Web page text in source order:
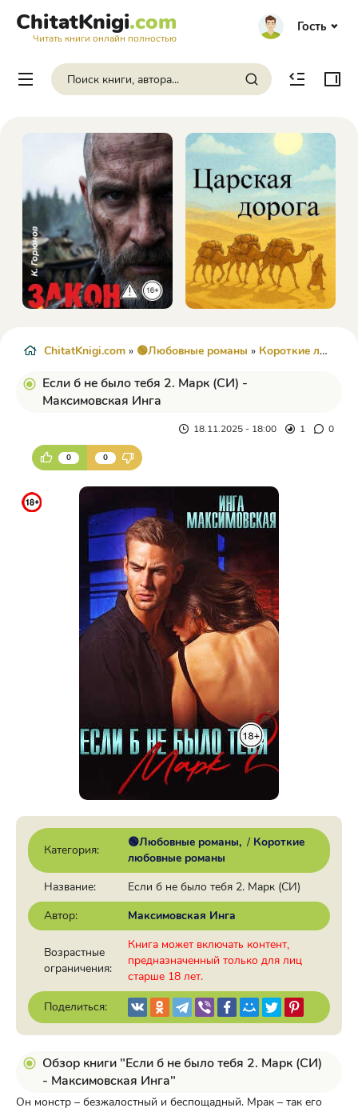
ChitatKnigi.com
Читать книги онлайн полностью
Гость
ChitatKnigi.com » 🟢Любовные романы » Короткие любовные романы
Если б не было тебя 2. Марк (СИ) -
Максимовская Инга
18.11.2025 - 18:00 1 0
0 0
Категория:
🟢Любовные романы / Короткие
любовные романы
Название:
Если б не было тебя 2. Марк (СИ)
Автор:
Максимовская Инга
Возрастные
ограничения:
Книга может включать контент,
предназначенный только для лиц
старше 18 лет.
Поделиться:
Обзор книги "Если б не было тебя 2. Марк (СИ)
- Максимовская Инга"
Он монстр – безжалостный и беспощадный. Мрак – так его